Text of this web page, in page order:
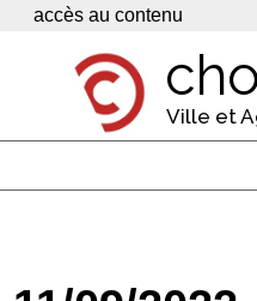
Panneau de gestion des cookies
accès au contenu
Ville et